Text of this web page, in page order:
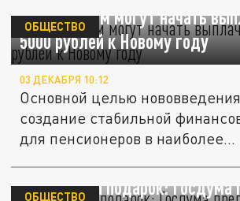
Пенсионерам могут начать
5000 рублей к Новому году
ОБЩЕСТВО
03 ДЕКАБРЯ 10:12
Основной целью
создание стабильной
для пенсионеров в наиболее...
Новогодний подарок:
ОБЩЕСТВО